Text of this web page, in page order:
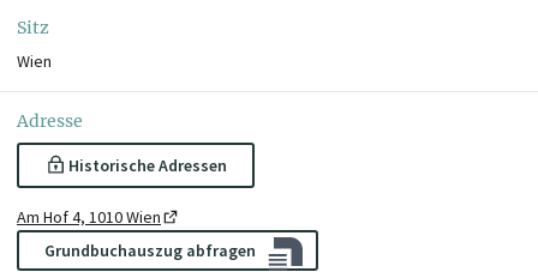
Sitz
Wien
Adresse
Historische Adressen
Am Hof 4, 1010 Wien
Grundbuchauszug abfragen